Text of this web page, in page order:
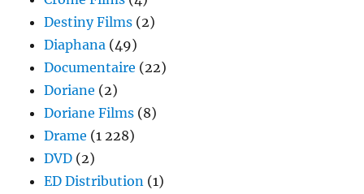
Destiny Films (2)
Diaphana (49)
Documentaire (22)
Doriane (2)
Doriane Films (8)
Drame (1 228)
DVD (2)
ED Distribution (1)